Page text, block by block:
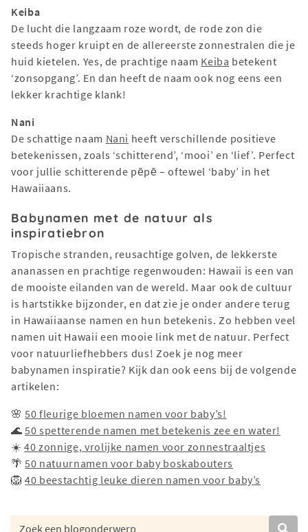
Keiba
De lucht die langzaam roze wordt, de rode zon die
steeds hoger kruipt en de allereerste zonnestralen die je
huid kietelen. Yes, de prachtige naam Keiba betekent
‘zonsopgang’. En dan heeft de naam ook nog eens een
lekker krachtige klank!
Nani
De schattige naam Nani heeft verschillende positieve
betekenissen, zoals ‘schitterend’, ‘mooi’ en ‘lief’. Perfect
voor jullie schitterende pēpē – oftewel ‘baby’ in het
Hawaiiaans.
Babynamen met de natuur als
inspiratiebron
Tropische stranden, reusachtige golven, de lekkerste
ananassen en prachtige regenwouden: Hawaii is een van
de mooiste eilanden van de wereld. Maar ook de cultuur
is hartstikke bijzonder, en dat zie je onder andere terug
in Hawaiiaanse namen en hun betekenis. Zo hebben veel
namen uit Hawaii een mooie link met de natuur. Perfect
voor natuurliefhebbers dus! Zoek je nog meer
babynamen inspiratie? Kijk dan ook eens bij de volgende
artikelen:
🌸50 fleurige bloemen namen voor baby’s!
🌊50 spetterende namen met betekenis zee en water!
☀️40 zonnige, vrolijke namen voor zonnestraaltjes
🌴50 natuurnamen voor baby boskabouters
🦁40 beestachtig leuke dieren namen voor baby’s